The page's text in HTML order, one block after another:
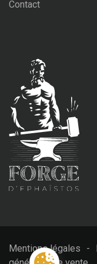
Contact
Mentions légales -